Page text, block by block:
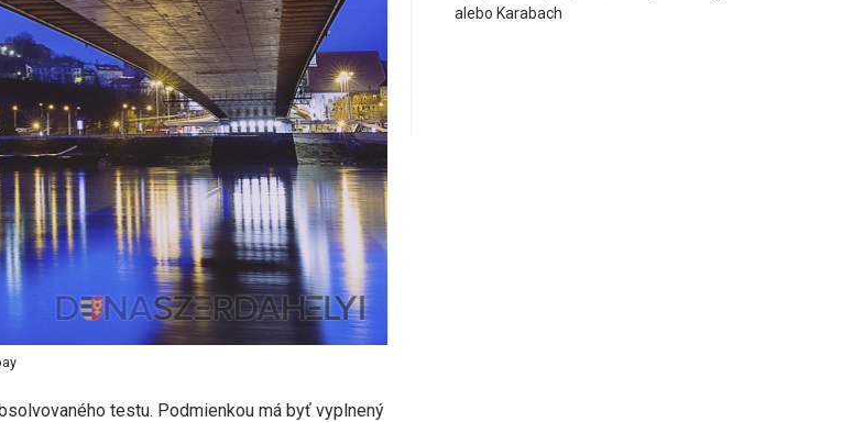
testu. Podmienkou má byť vyplnený
alebo Karabach